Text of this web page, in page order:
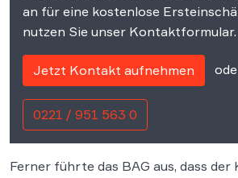
an für eine kostenlose
nutzen Sie unser Kontaktformular.
Jetzt Kontakt aufnehmen
0221 / 951 563 0
Ferner führte das BAG aus, dass der